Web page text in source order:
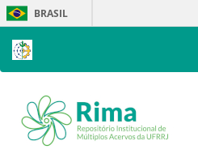
Skip
navigation
BRASIL